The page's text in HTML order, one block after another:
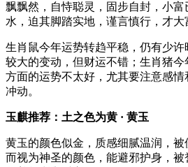
飘飘然，自恃聪灵，固步自封，小
水，迫其脚踏实地，谨言慎行，才大
生肖鼠今年运势转趋平稳，仍有少
较大的变动，但财运不错；生肖猪
方面的运势不太好，尤其要注意感
冲动。
玉麒推荐 ： 土之色为黄 · 黄玉
黄玉的颜色似金，质感细腻温润，被
而视为神圣的颜色，能避邪护身，